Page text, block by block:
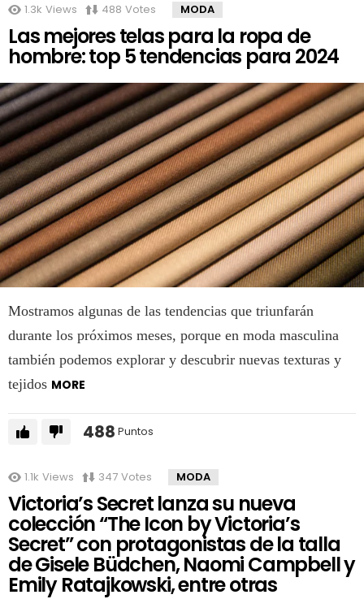
1.3k Views 488 Votes MODA
Las mejores telas para la ropa de
hombre: top 5 tendencias para 2024
Mostramos algunas de las tendencias que triunfarán
durante los próximos meses, porque en moda masculina
también podemos explorar y descubrir nuevas texturas y
tejidos MORE
488 Puntos
1.1k Views 347 Votes MODA
Victoria’s Secret lanza su nueva
colección “The Icon by Victoria’s
Secret” con protagonistas de la talla
de Gisele Büdchen, Naomi Campbell y
Emily Ratajkowski, entre otras